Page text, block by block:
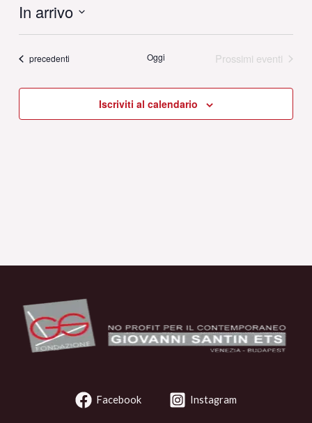
In arrivo
data.
Eventi
precedenti Oggi Prossimi eventi
Iscriviti al calendario
Facebook Instagram